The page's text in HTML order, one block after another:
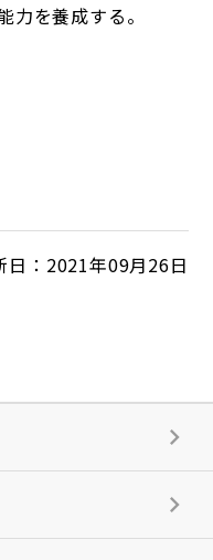
力を養成する。
日：2021年09月26日